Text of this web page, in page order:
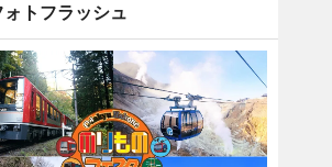
ォトフラッシュ